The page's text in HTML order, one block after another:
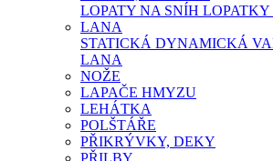
LOPATY NA SNÍH
LANA
STATICKÁ DYNAMICKÁ
LANA
NOŽE
LAPAČE HMYZU
LEHÁTKA
POLŠTÁŘE
PŘIKRÝVKY, DEKY
PŘILBY